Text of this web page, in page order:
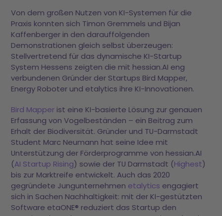
Von dem großen Nutzen von KI-Systemen für die
Praxis konnten sich Timon Gremmels und Bijan
Kaffenberger in den darauffolgenden
Demonstrationen gleich selbst überzeugen:
Stellvertretend für das dynamische KI-Startup
System Hessens zeigten die mit hessian.AI eng
verbundenen Gründer der Startups Bird Mapper,
Energy Roboter und etalytics ihre KI-Innovationen.
Bird Mapper ist eine KI-basierte Lösung zur genauen
Erfassung von Vogelbeständen – ein Beitrag zum
Erhalt der Biodiversität. Gründer und TU-Darmstadt
Student Marc Neumann hat seine Idee mit
Unterstützung der Förderprogramme von hessian.AI
(AI Startup Rising) sowie der TU Darmstadt (Highest)
bis zur Marktreife entwickelt. Auch das 2020
gegründete Jungunternehmen etalytics engagiert
sich in Sachen Nachhaltigkeit: mit der KI-gestützten
Software etaONE® reduziert das Startup den